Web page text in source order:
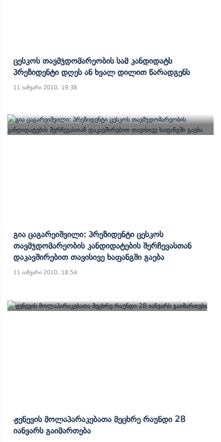
Ცესკოს Თავმჯდომარეობის Სამ Კანდიდატს
Პრეზიდენტი Დღეს Ან Ხვალ Დილით Წარადგენს
11 იანვარი 2010, 19:38
Გია Ცაგარეიშვილი: Პრეზიდენტი Ცესკოს
Თავმჯდომარეობის Კანდიდატების Შერჩევასთან
Დაკავშირებით Თავისივე Ხაფანგში Გაება
11 იანვარი 2010, 18:54
Ჟენევის Მოლაპარაკებათა Მეცხრე Რაუნდი 28
Იანვარს Გაიმართება